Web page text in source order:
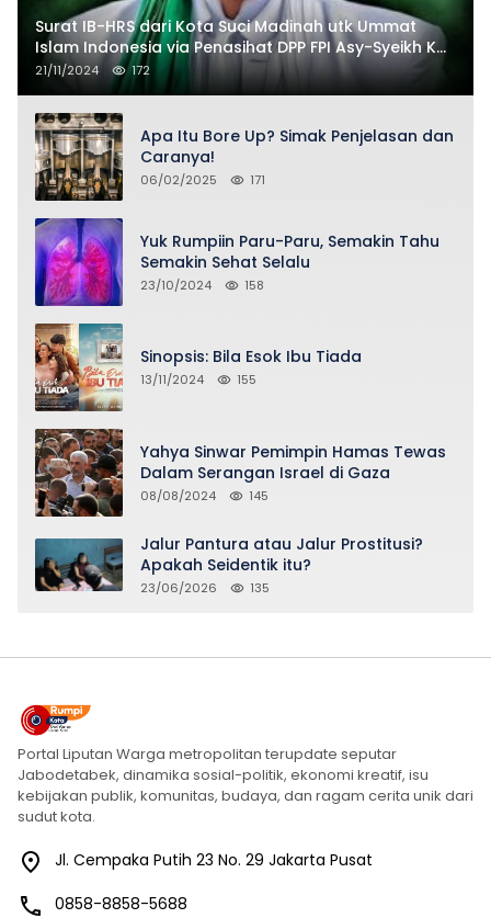
Surat IB-HRS dari Kota Suci Madinah utk Ummat
Islam Indonesia via Penasihat DPP FPI Asy-Syeikh KH
Buya Ahmad Qurthubi Jailani Al-Bantani
21/11/2024 172
Apa Itu Bore Up? Simak Penjelasan dan
Caranya!
06/02/2025 171
Yuk Rumpiin Paru-Paru, Semakin Tahu
Semakin Sehat Selalu
23/10/2024 158
Sinopsis: Bila Esok Ibu Tiada
13/11/2024 155
Yahya Sinwar Pemimpin Hamas Tewas
Dalam Serangan Israel di Gaza
08/08/2024 145
Jalur Pantura atau Jalur Prostitusi?
Apakah Seidentik itu?
23/06/2026 135
Portal Liputan Warga metropolitan terupdate seputar
Jabodetabek, dinamika sosial-politik, ekonomi kreatif, isu
kebijakan publik, komunitas, budaya, dan ragam cerita unik dari
sudut kota.
Jl. Cempaka Putih 23 No. 29 Jakarta Pusat
0858-8858-5688